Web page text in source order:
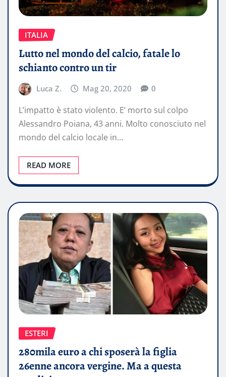
ITALIA
Lutto nel mondo del calcio, fatale lo
schianto contro un tir
Luca Z. Mag 20, 2020 0
L’impatto è stato violento. E’ morto sul colpo
Alessandro Poiana, 43 anni. Molto conosciuto nel
mondo del calcio locale in…
READ MORE
ESTERI
280mila euro a chi sposerà la figlia
26enne ancora vergine. Ma a questa